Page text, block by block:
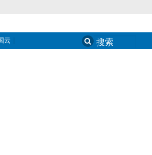
云 Search
for: